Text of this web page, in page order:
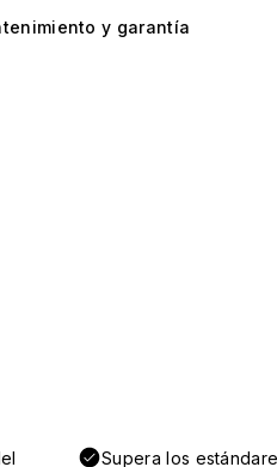
y garantía
Supera los